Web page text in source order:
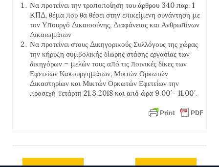
Να προτείνει την τροποποίηση του άρθρου 340 παρ. 1
ΚΠΔ, θέμα που θα θέσει στην επικείμενη συνάντηση με
τον Υπουργό Δικαιοσύνης, Διαφάνειας και Ανθρωπίνων
Δικαιωμάτων
Να προτείνει στους Δικηγορικούς Συλλόγους της χώρας
την κήρυξη συμβολικής δίωρης στάσης εργασίας των
δικηγόρων – μελών τους από τις ποινικές δίκες των
Εφετείων Κακουργημάτων, Μικτών Ορκωτών
Δικαστηρίων και Μικτών Ορκωτών Εφετείων την
προσεχή Τετάρτη 21.3.2018 και από ώρα 9.00΄- 11.00΄.